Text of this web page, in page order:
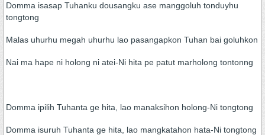
Domma isasap Tuhanku dousangku ase manggoluh tonduyhu
tongtong
Malas uhurhu megah uhurhu lao pasangapkon Tuhan bai goluhkon
Nai ma hape ni holong ni atei-Ni hita pe patut marholong tontonng
Domma ipilih Tuhanta ge hita, lao manaksihon holong-Ni tongtong
Domma isuruh Tuhanta ge hita, lao mangkatahon hata-Ni tongtong